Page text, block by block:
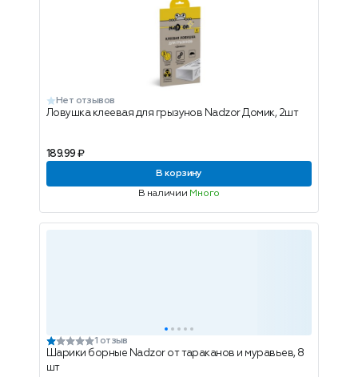
Нет отзывов
Ловушка клеевая для грызунов Nadzor Домик, 2шт
189.99 ₽
В корзину
В наличии Много
1 отзыв
Шарики борные Nadzor от тараканов и муравьев, 8
шт